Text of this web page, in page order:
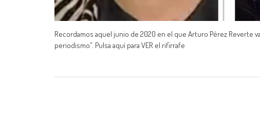
Recordamos aquel junio de 2020 en el que Arturo Pérez Reverte
periodismo”. Pulsa aquí para VER el rifirrafe